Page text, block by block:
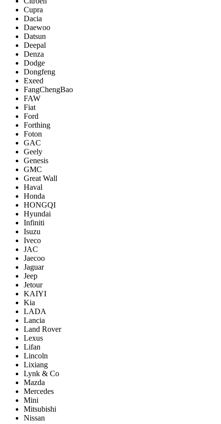
Cupra
Dacia
Daewoo
Datsun
Deepal
Denza
Dodge
Dongfeng
Exeed
FangChengBao
FAW
Fiat
Ford
Forthing
Foton
GAC
Geely
Genesis
GMC
Great Wall
Haval
Honda
HONGQI
Hyundai
Infiniti
Isuzu
Iveco
JAC
Jaecoo
Jaguar
Jeep
Jetour
KAIYI
Kia
LADA
Lancia
Land Rover
Lexus
Lifan
Lincoln
Lixiang
Lynk & Co
Mazda
Mercedes
Mini
Mitsubishi
Nissan